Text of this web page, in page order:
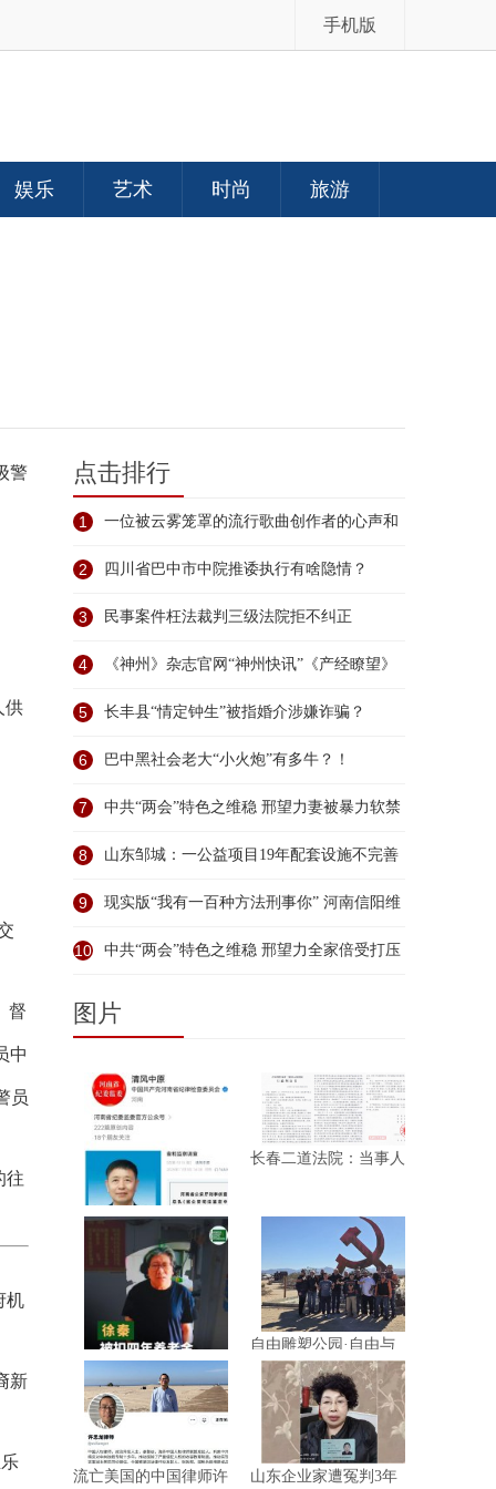
手机版
娱乐 艺术 时尚 旅游
警
供
督
中
员
往
机
新
点击排行
1 一位被云雾笼罩的流行歌曲创作者的心声和
无端
2 四川省巴中市中院推诿执行有啥隐情？
3 民事案件枉法裁判三级法院拒不纠正
4 《神州》杂志官网“神州快讯”《产经瞭望》
频
5 长丰县“情定钟生”被指婚介涉嫌诈骗？
6 巴中黑社会老大“小火炮”有多牛？！
7 中共“两会”特色之维稳 邢望力妻被暴力软禁
8 山东邹城：一公益项目19年配套设施不完善
谁之过
9 现实版“我有一百种方法刑事你” 河南信阳维
权
10 中共“两会”特色之维稳 邢望力全家倍受打压
图片
朱东亚投案：曝出河南
长春二道法院：当事人
徐秦起诉社保中心扣发
其四年
自由雕塑公园·自由与
信仰的光
流亡美国的中国律师许
山东企业家遭冤判3年